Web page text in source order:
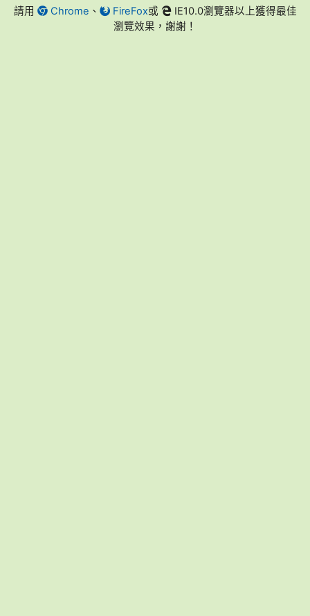
請用 Chrome 、 FireFox或
IE10.0瀏覽器以上獲得最佳
瀏覽效果，謝謝！